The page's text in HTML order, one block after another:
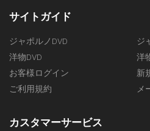
サイトガイド
ジャポルノDVD
ジ
洋物DVD
洋
お客様ログイン
新
ご利用規約
メ
カスタマーサービス